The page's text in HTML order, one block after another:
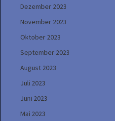
Dezember 2023
November 2023
Oktober 2023
September 2023
August 2023
Juli 2023
Juni 2023
Mai 2023